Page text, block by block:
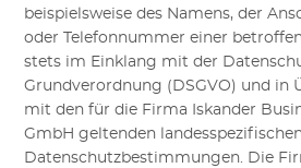
beispielsweise des Namens, der
oder Telefonnummer einer
stets im Einklang mit der
Grundverordnung (DSGVO) und in
mit den für die Firma
Iskander
GmbH geltenden
Datenschutzbestimmungen. Die